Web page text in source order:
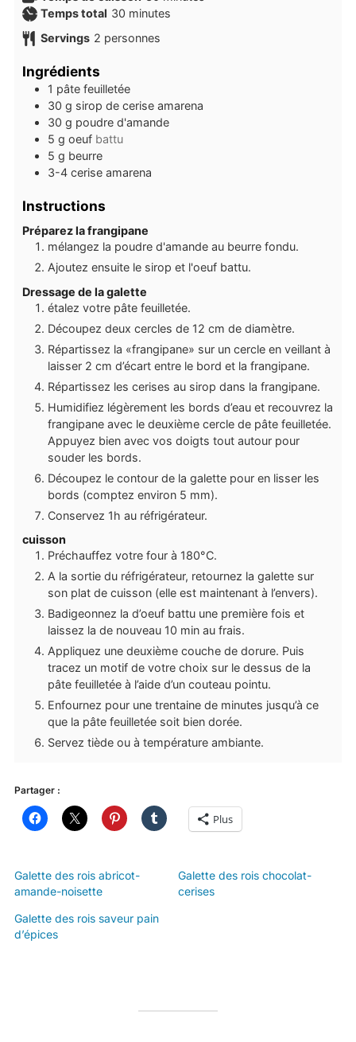
Temps total 30 minutes
minutes
Servings 2 personnes
Ingrédients
1 pâte feuilletée
30 g sirop de cerise amarena
30 g poudre d'amande
5 g oeuf battu
5 g beurre
3-4 cerise amarena
Instructions
Préparez la frangipane
mélangez la poudre d'amande au beurre fondu.
Ajoutez ensuite le sirop et l'oeuf battu.
Dressage de la galette
étalez votre pâte feuilletée.
Découpez deux cercles de 12 cm de diamètre.
Répartissez la «frangipane» sur un cercle en veillant à
laisser 2 cm d’écart entre le bord et la frangipane.
Répartissez les cerises au sirop dans la frangipane.
Humidifiez légèrement les bords d’eau et recouvrez la
frangipane avec le deuxième cercle de pâte feuilletée.
Appuyez bien avec vos doigts tout autour pour
souder les bords.
Découpez le contour de la galette pour en lisser les
bords (comptez environ 5 mm).
Conservez 1h au réfrigérateur.
cuisson
Préchauffez votre four à 180°C.
A la sortie du réfrigérateur, retournez la galette sur
son plat de cuisson (elle est maintenant à l’envers).
Badigeonnez la d’oeuf battu une première fois et
laissez la de nouveau 10 min au frais.
Appliquez une deuxième couche de dorure. Puis
tracez un motif de votre choix sur le dessus de la
pâte feuilletée à l’aide d’un couteau pointu.
Enfournez pour une trentaine de minutes jusqu’à ce
que la pâte feuilletée soit bien dorée.
Servez tiède ou à température ambiante.
Partager :
Plus
Galette des rois abricot-
amande-noisette
Galette des rois chocolat-
cerises
Galette des rois saveur pain
d’épices